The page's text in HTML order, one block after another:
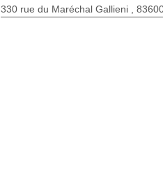
330 rue du Maréchal Gallieni ,